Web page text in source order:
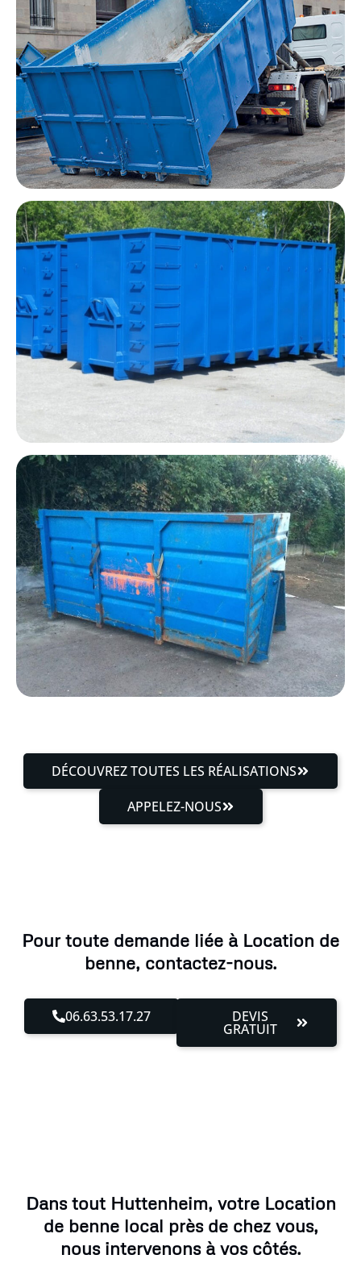
DÉCOUVREZ TOUTES LES RÉALISATIONS
APPELEZ-NOUS
Pour toute demande liée à Location de
benne, contactez-nous.
06.63.53.17.27 DEVIS
GRATUIT
Dans tout Huttenheim, votre Location
de benne local près de chez vous,
nous intervenons à vos côtés.